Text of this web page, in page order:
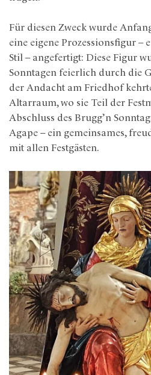
Für diesen Zweck wurde
eine eigene Prozessionsfigur –
Stil – angefertigt: Diese Figur
Sonntagen feierlich durch die
der Andacht am Friedhof
Altarraum, wo sie Teil der
Abschluss des Brugg’n
Agape – ein gemeinsames,
mit allen Festgästen.